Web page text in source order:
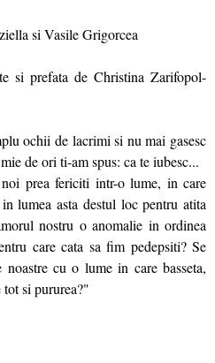
si Vasile Grigorcea
si prefata de Christina Zarifopol-
ochii de lacrimi si nu mai gasesc
de ori ti-am spus: ca te iubesc...
prea fericiti intr-o lume, in care
lumea asta destul loc pentru atita
nostru o anomalie in ordinea
care cata sa fim pedepsiti? Se
cu o lume in care basseta,
tot si pururea?"